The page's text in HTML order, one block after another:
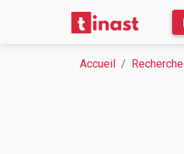
Accueil Recherche